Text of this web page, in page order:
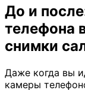
До и
телефона
снимки
Даже когда вы
камеры